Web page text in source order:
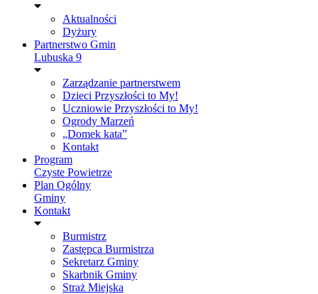
Aktualności
Dyżury
Partnerstwo Gmin
Lubuska 9
Zarządzanie partnerstwem
Dzieci Przyszłości to My!
Uczniowie Przyszłości to My!
Ogrody Marzeń
„Domek kata”
Kontakt
Program
Czyste Powietrze
Plan Ogólny
Gminy
Kontakt
Burmistrz
Zastępca Burmistrza
Sekretarz Gminy
Skarbnik Gminy
Straż Miejska